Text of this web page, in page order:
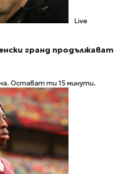
Live
гранд продължават
Остават ти 15 минути.